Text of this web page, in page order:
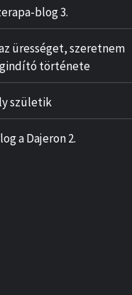
blog 3.
ürességet, szeretnem
története
születik
a Dajeron 2.